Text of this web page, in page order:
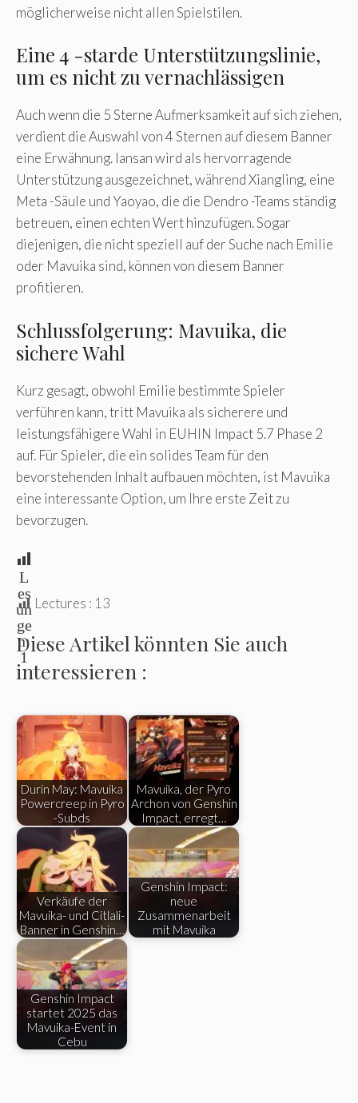
möglicherweise nicht allen Spielstilen.
Eine 4 -starde Unterstützungslinie,
um es nicht zu vernachlässigen
Auch wenn die 5 Sterne Aufmerksamkeit auf sich ziehen,
verdient die Auswahl von 4 Sternen auf diesem Banner
eine Erwähnung. Iansan wird als hervorragende
Unterstützung ausgezeichnet, während Xiangling, eine
Meta -Säule und Yaoyao, die die Dendro -Teams ständig
betreuen, einen echten Wert hinzufügen. Sogar
diejenigen, die nicht speziell auf der Suche nach Emilie
oder Mavuika sind, können von diesem Banner
profitieren.
Schlussfolgerung: Mavuika, die
sichere Wahl
Kurz gesagt, obwohl Emilie bestimmte Spieler
verführen kann, tritt Mavuika als sicherere und
leistungsfähigere Wahl in EUHIN Impact 5.7 Phase 2
auf. Für Spieler, die ein solides Team für den
bevorstehenden Inhalt aufbauen möchten, ist Mavuika
eine interessante Option, um Ihre erste Zeit zu
bevorzugen.
L
es
un
ge
n:
1
Lectures : 13
Diese Artikel könnten Sie auch
interessieren :
Durin May: Mavuika
Powercreep in Pyro
-Subds
Mavuika, der Pyro
Archon von Genshin
Impact, erregt…
Verkäufe der
Mavuika- und Citlali-
Banner in Genshin…
Genshin Impact:
neue
Zusammenarbeit
mit Mavuika
Genshin Impact
startet 2025 das
Mavuika-Event in
Cebu